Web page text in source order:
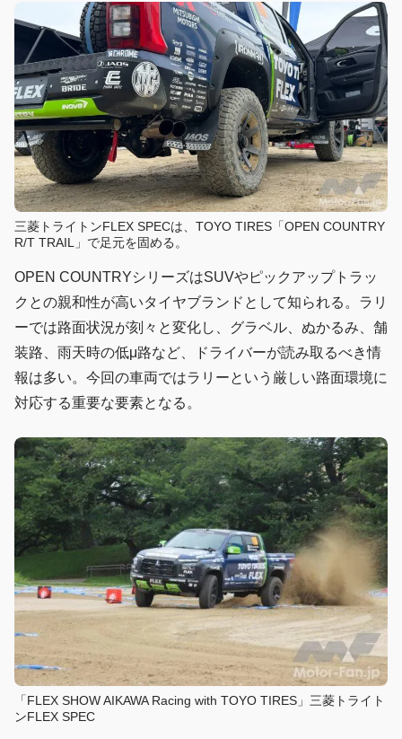
三菱トライトンFLEX SPECは、TOYO TIRES「OPEN COUNTRY
R/T TRAIL」で足元を固める。
OPEN COUNTRYシリーズはSUVやピックアップトラッ
クとの親和性が高いタイヤブランドとして知られる。ラリ
ーでは路面状況が刻々と変化し、グラベル、ぬかるみ、舗
装路、雨天時の低μ路など、ドライバーが読み取るべき情
報は多い。今回の車両ではラリーという厳しい路面環境に
対応する重要な要素となる。
「FLEX SHOW AIKAWA Racing with TOYO TIRES」三菱トライト
ンFLEX SPEC